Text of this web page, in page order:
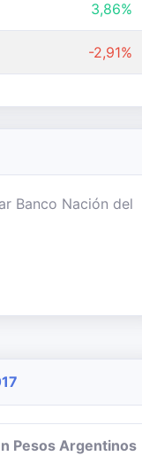
3,86%
-2,91%
Banco Nación del
Pesos Argentinos